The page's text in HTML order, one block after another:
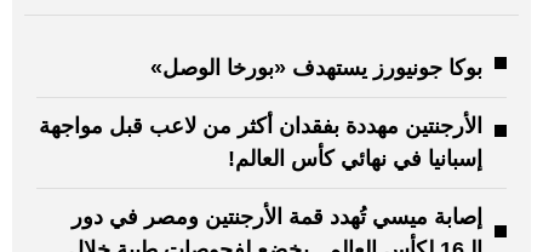
بوكا جونيورز يستهدف «بورخا الوصل»
الأرجنتين مهددة بفقدان أكثر من لاعب قبل مواجهة
إسبانيا في نهائي كأس العالم!
إصابة ميسي تُهدد قمة الأرجنتين ومصر في دور